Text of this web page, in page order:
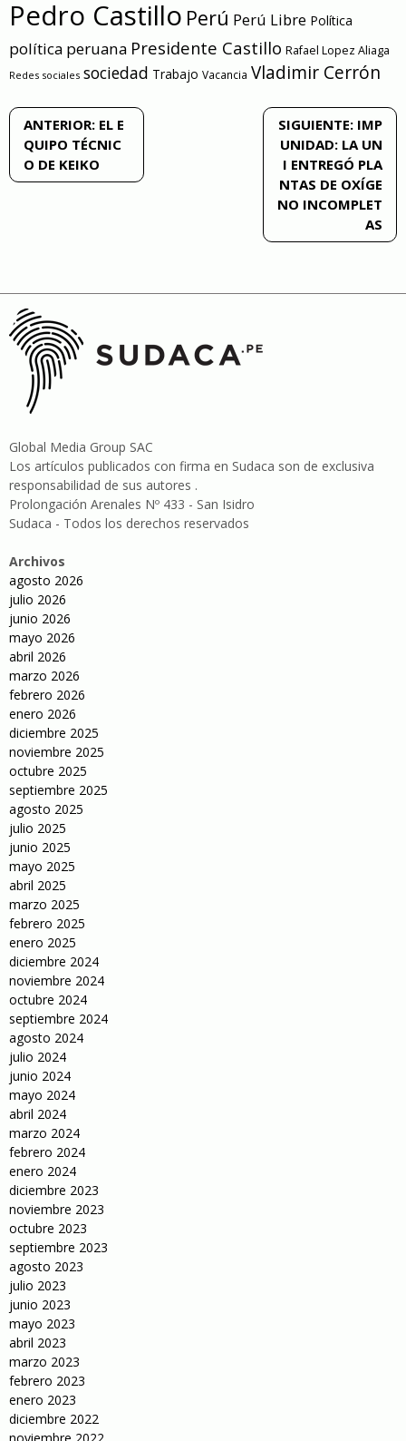
Pedro Castillo Perú Perú Libre Política
política peruana Presidente Castillo Rafael Lopez Aliaga
Redes sociales sociedad Trabajo Vacancia Vladimir Cerrón
Navegación
de
entradas
ANTERIOR: EL E
QUIPO TÉCNIC
O DE KEIKO
SIGUIENTE: IMP
UNIDAD: LA UN
I ENTREGÓ PLA
NTAS DE OXÍGE
NO INCOMPLET
AS
Global Media Group SAC
Los artículos publicados con firma en Sudaca son de exclusiva
responsabilidad de sus autores .
Prolongación Arenales Nº 433 - San Isidro
Sudaca - Todos los derechos reservados
Archivos
agosto 2026
julio 2026
junio 2026
mayo 2026
abril 2026
marzo 2026
febrero 2026
enero 2026
diciembre 2025
noviembre 2025
octubre 2025
septiembre 2025
agosto 2025
julio 2025
junio 2025
mayo 2025
abril 2025
marzo 2025
febrero 2025
enero 2025
diciembre 2024
noviembre 2024
octubre 2024
septiembre 2024
agosto 2024
julio 2024
junio 2024
mayo 2024
abril 2024
marzo 2024
febrero 2024
enero 2024
diciembre 2023
noviembre 2023
octubre 2023
septiembre 2023
agosto 2023
julio 2023
junio 2023
mayo 2023
abril 2023
marzo 2023
febrero 2023
enero 2023
diciembre 2022
noviembre 2022